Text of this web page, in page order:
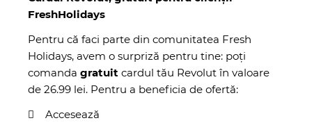
FreshHolidays
Pentru că faci parte din comunitatea Fresh
Holidays, avem o surpriză pentru tine: poți
comanda gratuit cardul tău Revolut în valoare
de 26.99 lei. Pentru a beneficia de ofertă:
Accesează